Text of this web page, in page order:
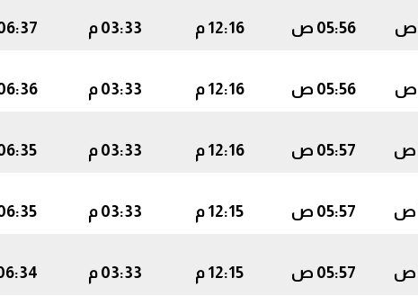
05:56 ص 12:16 م 03:33 م 06:37
05:56 ص 12:16 م 03:33 م 06:36
05:57 ص 12:16 م 03:33 م 06:35
05:57 ص 12:15 م 03:33 م 06:35
05:57 ص 12:15 م 03:33 م 06:34